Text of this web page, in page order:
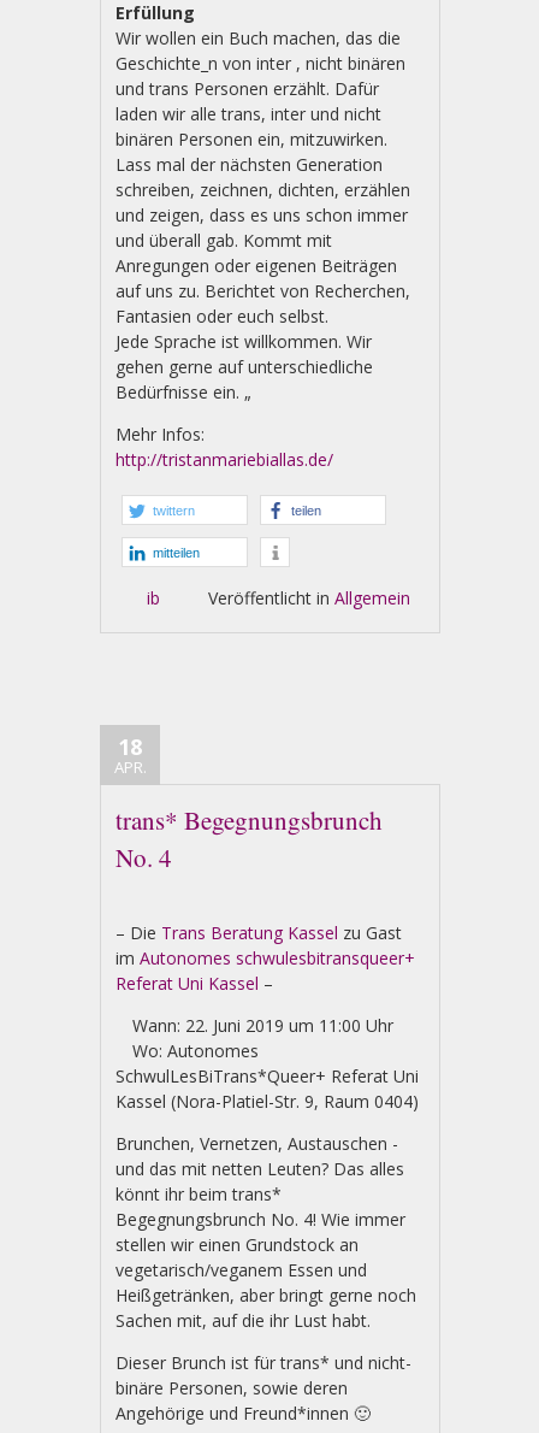
Erfüllung
Wir wollen ein Buch machen, das die
Geschichte_n von inter , nicht binären
und trans Personen erzählt. Dafür
laden wir alle trans, inter und nicht
binären Personen ein, mitzuwirken.
Lass mal der nächsten Generation
schreiben, zeichnen, dichten, erzählen
und zeigen, dass es uns schon immer
und überall gab. Kommt mit
Anregungen oder eigenen Beiträgen
auf uns zu. Berichtet von Recherchen,
Fantasien oder euch selbst.
Jede Sprache ist willkommen. Wir
gehen gerne auf unterschiedliche
Bedürfnisse ein. „
Mehr Infos:
http://tristanmariebiallas.de/
twittern teilen
mitteilen
ib Veröffentlicht inAllgemein
18
APR.
trans* Begegnungsbrunch
No. 4
– Die Trans Beratung Kassel zu Gast
imAutonomes schwulesbitransqueer+
Referat Uni Kassel –
Wann: 22. Juni 2019 um 11:00 Uhr
Wo: Autonomes
SchwulLesBiTrans*Queer+ Referat Uni
Kassel (Nora-Platiel-Str. 9, Raum 0404)
Brunchen, Vernetzen, Austauschen -
und das mit netten Leuten? Das alles
könnt ihr beim trans*
Begegnungsbrunch No. 4! Wie immer
stellen wir einen Grundstock an
vegetarisch/veganem Essen und
Heißgetränken, aber bringt gerne noch
Sachen mit, auf die ihr Lust habt.
Dieser Brunch ist für trans* und nicht-
binäre Personen, sowie deren
Angehörige und Freund*innen 🙂